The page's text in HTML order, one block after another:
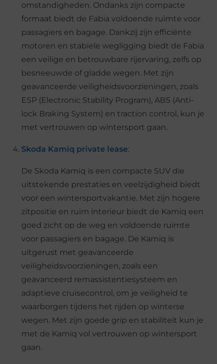
omstandigheden. Ondanks zijn compacte
formaat biedt de Fabia voldoende ruimte voor
passagiers en bagage. Dankzij zijn efficiënte
motoren en stabiele wegligging biedt de Fabia
een veilige en betrouwbare rijervaring, zelfs op
besneeuwde of gladde wegen. Met zijn
geavanceerde veiligheidsvoorzieningen, zoals
ESP (Electronic Stability Program), ABS (Anti-
lock Braking System) en traction control, kun je
met vertrouwen op wintersport gaan.
Skoda Kamiq private lease:
De Skoda Kamiq is een compacte SUV die
uitstekende prestaties en veelzijdigheid biedt
voor een wintersportvakantie. Met zijn hogere
zitpositie en ruim interieur biedt de Kamiq een
goed zicht op de weg en voldoende ruimte
voor passagiers en bagage. De Kamiq is
uitgerust met geavanceerde
veiligheidsvoorzieningen, zoals een
geavanceerd remassistentiesysteem en
adaptieve cruisecontrol, om je veiligheid te
waarborgen tijdens het rijden op winterse
wegen. Met zijn goede grip en stabiliteit kun je
met de Kamiq vol vertrouwen op wintersport
gaan.